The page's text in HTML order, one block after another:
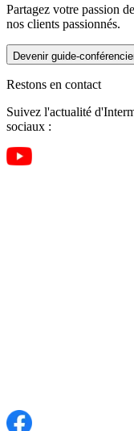
Partagez votre passion
nos clients passionnés.
Devenir guide-
Restons en contact
Suivez l'actualité
sociaux :